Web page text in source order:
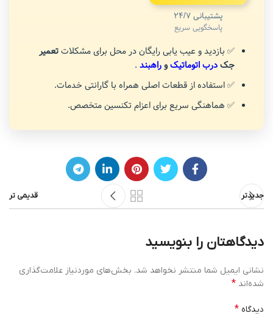
پشتیبانی 24/7
پاسخگویی سریع
✅ بازدید و عیب یابی رایگان در محل برای مشکلاتتعمیر
جکدرب اتوماتیکوراهبند .
✅ استفاده از قطعات اصلی همراه با گارانتی خدمات.
✅ هماهنگی سریع برای اعزام تکنسین متخصص.
جدیدتر قدیمی تر
دیدگاهتان را بنویسید
نشانی ایمیل شما منتشر نخواهد شد. بخش‌های موردنیاز علامت‌گذاری
شده‌اند *
دیدگاه *